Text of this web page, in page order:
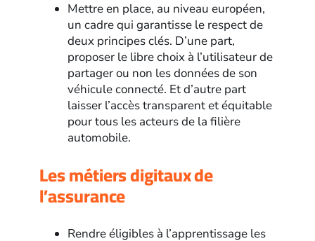
Mettre en place, au niveau européen,
un cadre qui garantisse le respect de
deux principes clés. D’une part,
proposer le libre choix à l’utilisateur de
partager ou non les données de son
véhicule connecté. Et d’autre part
laisser l’accès transparent et équitable
pour tous les acteurs de la filière
automobile.
Les métiers digitaux de
l’assurance
Rendre éligibles à l’apprentissage les